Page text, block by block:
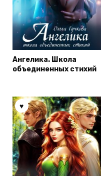
Ангелика. Школа
объединенных стихий